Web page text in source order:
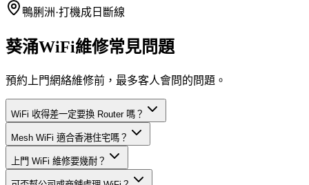
鴨脷洲·打機成日斷線
葵涌WiFi維修常見問題
預約上門網絡維修前，最多客人會問的問題。
WiFi 收得差一定要換 Router 嗎？
Mesh WiFi 適合香港住宅嗎？
上門 WiFi 維修要幾耐？